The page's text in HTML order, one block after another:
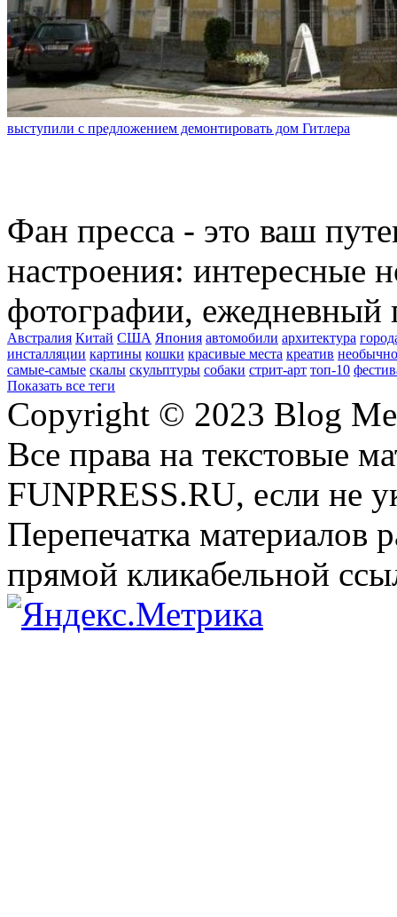
выступили с предложением демонтировать дом Гитлера
Фан пресса - это ваш
настроения: интересные
фотографии, ежедневный
Австралия Китай США Япония автомобили архитектура
инсталляции картины кошки красивые места креатив
самые-самые скалы скульптуры собаки стрит-арт топ-10
Показать все теги
Copyright © 2023 Blog
Все права на текстовые
FUNPRESS.RU, если не
Перепечатка материалов
прямой кликабельной